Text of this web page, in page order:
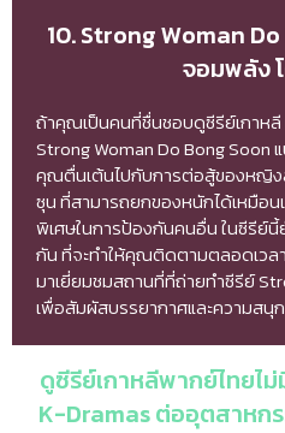
10. Strong Woman
จอมพลัง
ถ้าคุณเป็นคนที่ชื่นชอบดูซีรีย์เกาห
Strong Woman Do Bong Soon
คุณตื่นเต้นไปกับการต่อสู้ของหญิ
ซุน ที่สามารถยกของหนักได้เหมือน
พิเศษในการป้องกันคนอื่น ในซีรีย์
กัน ที่จะทำให้คุณติดตามตลอดเวล
มาเยี่ยมชมสถานที่ที่ถ่ายทำซีรีย์
เพื่อสัมผัสบรรยากาศและความสนุ
ดูซีรีย์เกาหลีพากย์ไทยไ
K-Dramas ต่ออุตสาหก